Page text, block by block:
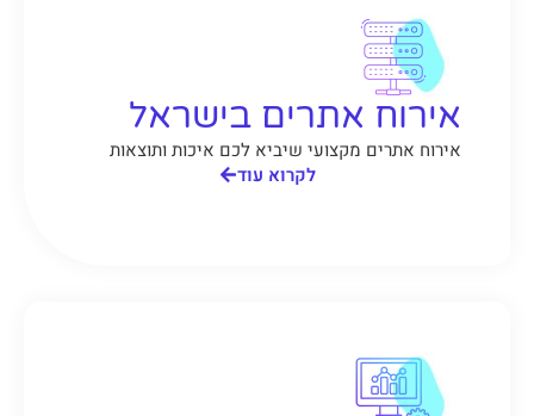
אירוח אתרים בישראל
אירוח אתרים מקצועי שיביא לכם איכות ותוצאות
לקרוא עוד